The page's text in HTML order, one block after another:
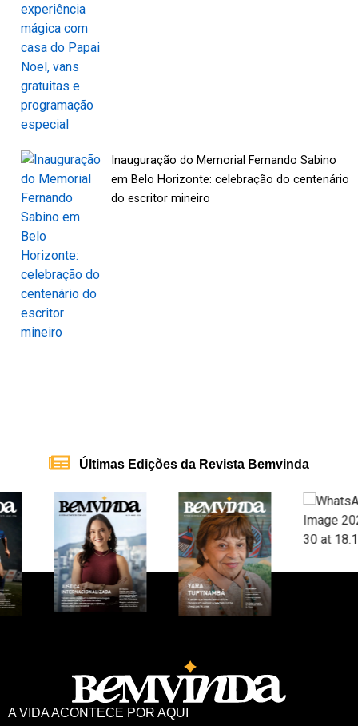
Inauguração do Memorial Fernando Sabino
em Belo Horizonte: celebração do centenário
do escritor mineiro
Últimas Edições da Revista Bemvinda
A VIDA ACONTECE POR AQUI